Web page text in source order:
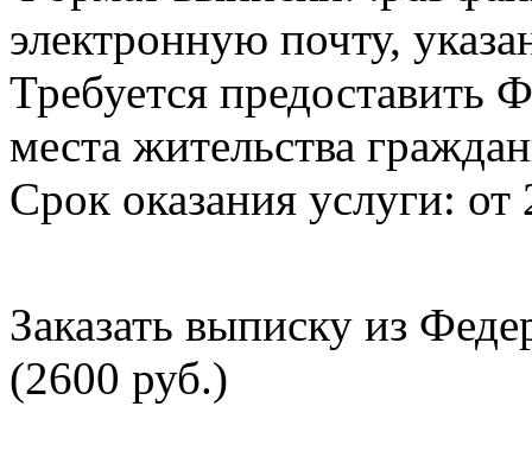
электронную почту,
Требуется
места жительства
Срок оказания услуги: от
Заказать выписку из
(2600 руб.)